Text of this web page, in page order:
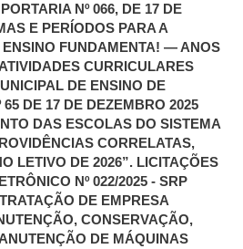
Nº 066, DE 17 DE
E PERÍODOS PARA A
FUNDAMENTA! — ANOS
CURRICULARES
DE ENSINO DE
DE 17 DE DEZEMBRO 2025
DAS ESCOLAS DO SISTEMA
CORRELATAS,
LETIVO DE 2026”. LICITAÇÕES
Nº 022/2025 - SRP
DE EMPRESA
CONSERVAÇÃO,
DE MÁQUINAS